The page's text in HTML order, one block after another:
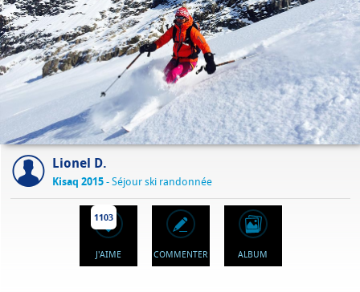
Lionel D.
Kisaq 2015- Séjour ski randonnée
1103
J'AIME COMMENTER ALBUM